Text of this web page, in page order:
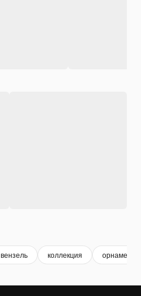
вензель коллекция